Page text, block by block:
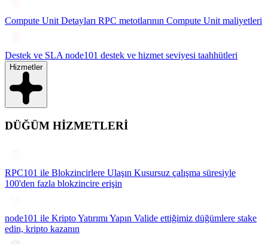
Compute Unit Detayları RPC metotlarının Compute Unit maliyetleri
Destek ve SLA node101 destek ve hizmet seviyesi taahhütleri
Hizmetler
DÜĞÜM HİZMETLERİ
RPC101 ile Blokzincirlere Ulaşın Kusursuz çalışma süresiyle
100'den fazla blokzincire erişin
node101 ile Kripto Yatırımı Yapın Valide ettiğimiz düğümlere stake
edin, kripto kazanın